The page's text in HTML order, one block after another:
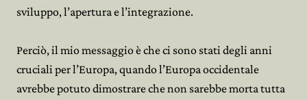
sviluppo, l’apertura e l’integrazione.
Perciò, il mio messaggio è che ci sono stati degli anni
cruciali per l’Europa, quando l’Europa occidentale
avrebbe potuto dimostrare che non sarebbe morta tutta